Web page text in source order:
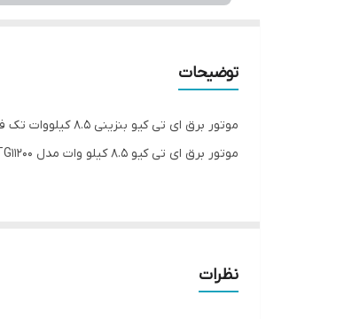
توضیحات
موتور برق ای تی کیو بنزینی ۸.۵ کیلووات تک فاز- سه فاز
موتور برق ای تی کیو ۸.۵ کیلو وات مدل TG11200 ساخت کشور چین با درجه کیفیت یک می‌باشد و یکی از برند های خوب در سطح جهانی می باشد.
توان نامی
توان استارتی
نظرات